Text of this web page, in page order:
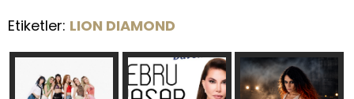
Etiketler: LION DIAMOND